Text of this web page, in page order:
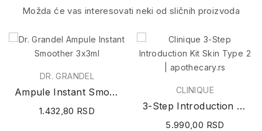
Možda će vas interesovati neki od sličnih proizvoda
DR. GRANDEL
Ampule Instant Smoother 3x3ml
1.432,80 RSD
CLINIQUE
3-Step Introduction Kit Skin Type 2
5.990,00 RSD